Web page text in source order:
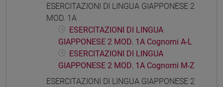
ESERCITAZIONI DI LINGUA GIAPPONESE 2
MOD. 1A
ESERCITAZIONI DI LINGUA
GIAPPONESE 2 MOD. 1A Cognomi A-L
ESERCITAZIONI DI LINGUA
GIAPPONESE 2 MOD. 1A Cognomi M-Z
ESERCITAZIONI DI LINGUA GIAPPONESE 2